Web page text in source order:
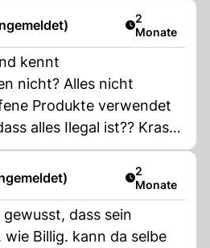
Artikel
2
Monate
kennt
nicht? Alles nicht
Produkte verwendet
alles Ilegal ist?? Krasse
Artikel
2
Monate
dass sein
wie Billig. kann da selbe